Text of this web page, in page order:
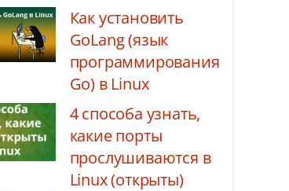
Как установить
GoLang (язык
программирования
Go) в Linux
4 способа узнать,
какие порты
прослушиваются в
Linux (открыты)